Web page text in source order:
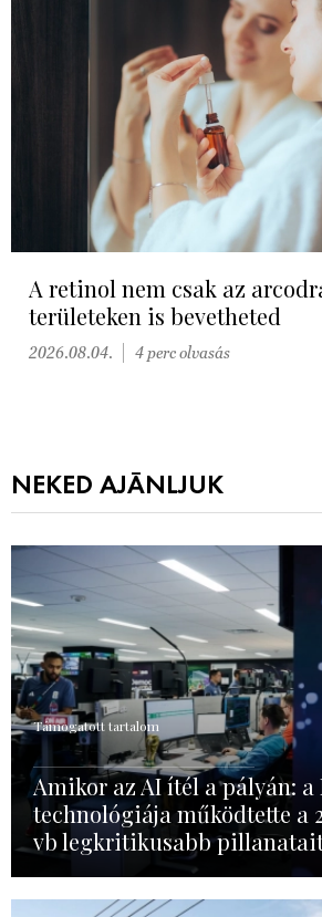
A retinol nem csak az
területeken is bevetheted
2026.08.04. 4 perc olvasás
NEKED AJÁNLJUK
Támogatott tartalom
Amikor az AI ítél a pályán: a
technológiája működtette a
vb legkritikusabb